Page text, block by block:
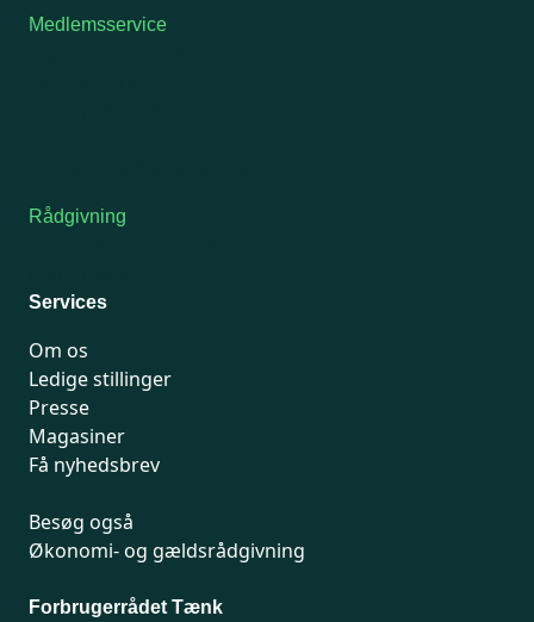
Medlemsservice
Rådgivning
Services
Om os
Ledige stillinger
Presse
Magasiner
Få nyhedsbrev
Besøg også
Økonomi- og gældsrådgivning
Forbrugerrådet Tænk